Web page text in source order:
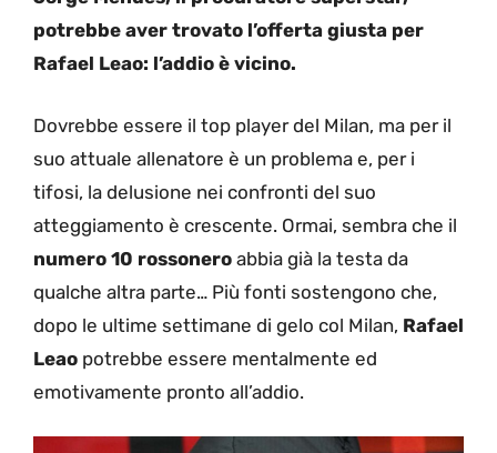
potrebbe aver trovato l’offerta giusta per
Rafael Leao: l’addio è vicino.
Dovrebbe essere il top player del Milan, ma per il
suo attuale allenatore è un problema e, per i
tifosi, la delusione nei confronti del suo
atteggiamento è crescente. Ormai, sembra che il
numero 10 rossonero abbia già la testa da
qualche altra parte… Più fonti sostengono che,
dopo le ultime settimane di gelo col Milan, Rafael
Leao potrebbe essere mentalmente ed
emotivamente pronto all’addio.